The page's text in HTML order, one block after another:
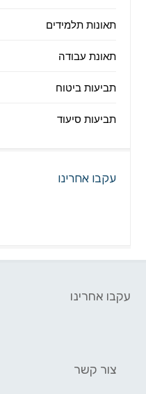
תאונות תלמידים
תאונת עבודה
תביעות ביטוח
תביעות סיעוד
עקבו אחרינו
עקבו אחרינו
צור קשר